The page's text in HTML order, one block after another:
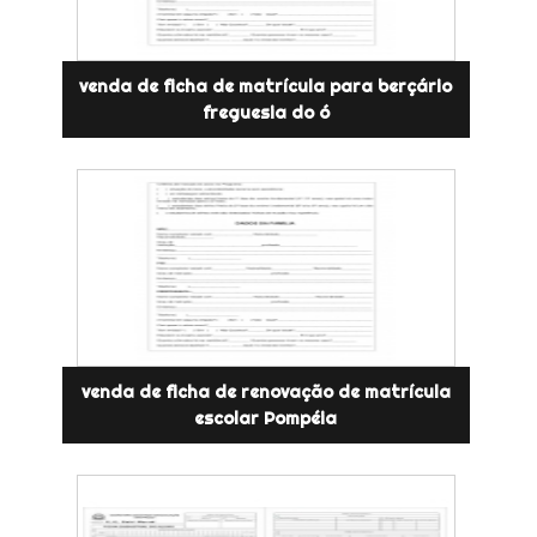
venda de ficha de matrícula para berçário
freguesia do ó
venda de ficha de renovação de matrícula
escolar Pompéia